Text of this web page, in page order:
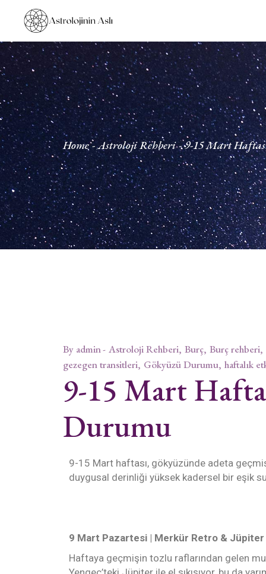
Home Astroloji Rehberi 9-15 Mart
By admin Astroloji Rehberi Burç Burç rehberi
gezegen transitleri Gökyüzü Durumu haftalık
9-15 Mart
Durumu
9-15 Mart haftası, gökyüzünde adeta
duygusal derinliği yüksek kadersel bir eşik
9 Mart Pazartesi | Merkür Retro &
Haftaya geçmişin tozlu raflarından gelen